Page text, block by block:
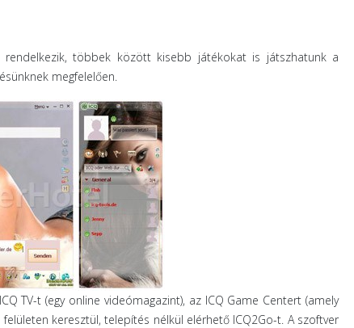
többek között kisebb játékokat is játszhatunk a
megfelelően.
TV-t (egy online videómagazint), az ICQ Game Centert (amely
keresztül, telepítés nélkül elérhető ICQ2Go-t. A szoftver